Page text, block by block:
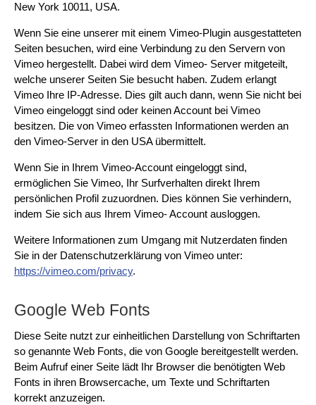
New York 10011, USA.
Wenn Sie eine unserer mit einem Vimeo-Plugin ausgestatteten
Seiten besuchen, wird eine Verbindung zu den Servern von
Vimeo hergestellt. Dabei wird dem Vimeo- Server mitgeteilt,
welche unserer Seiten Sie besucht haben. Zudem erlangt
Vimeo Ihre IP-Adresse. Dies gilt auch dann, wenn Sie nicht bei
Vimeo eingeloggt sind oder keinen Account bei Vimeo
besitzen. Die von Vimeo erfassten Informationen werden an
den Vimeo-Server in den USA übermittelt.
Wenn Sie in Ihrem Vimeo-Account eingeloggt sind,
ermöglichen Sie Vimeo, Ihr Surfverhalten direkt Ihrem
persönlichen Profil zuzuordnen. Dies können Sie verhindern,
indem Sie sich aus Ihrem Vimeo- Account ausloggen.
Weitere Informationen zum Umgang mit Nutzerdaten finden
Sie in der Datenschutzerklärung von Vimeo unter:
https://vimeo.com/privacy.
Google Web Fonts
Diese Seite nutzt zur einheitlichen Darstellung von Schriftarten
so genannte Web Fonts, die von Google bereitgestellt werden.
Beim Aufruf einer Seite lädt Ihr Browser die benötigten Web
Fonts in ihren Browsercache, um Texte und Schriftarten
korrekt anzuzeigen.